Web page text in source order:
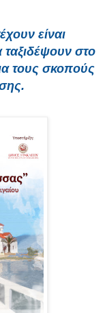
είναι
ταξιδέψουν στο
τους σκοπούς